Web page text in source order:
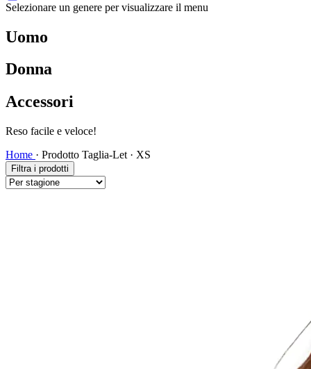
Selezionare un genere per visualizzare il menu
Uomo
Donna
Accessori
Spedizione veloce!
Home · Prodotto Taglia-Let · XS
Filtra i prodotti